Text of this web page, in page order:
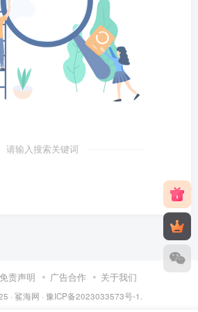
请输入搜索关键词
免责声明 广告合作 关于我们
· 鲨海网 · 豫ICP备2023033573号-1